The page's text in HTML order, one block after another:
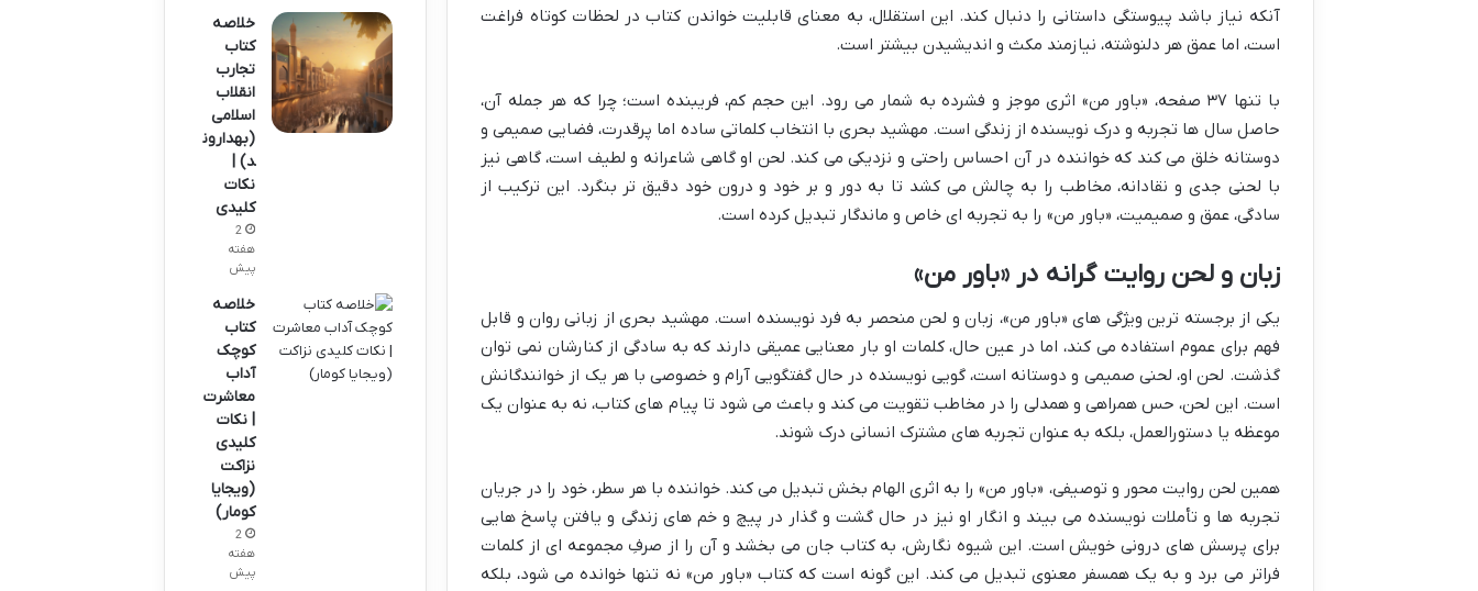
آنکه نیاز باشد پیوستگی داستانی را دنبال کند. این استقلال، به معنای قابلیت خواندن کتاب در لحظات کوتاه فراغت
است، اما عمق هر دلنوشته، نیازمند مکث و اندیشیدن بیشتر است.
با تنها ۳۷ صفحه، «باور من» اثری موجز و فشرده به شمار می رود. این حجم کم، فریبنده است؛ چرا که هر جمله آن،
حاصل سال ها تجربه و درک نویسنده از زندگی است. مهشید بحری با انتخاب کلماتی ساده اما پرقدرت، فضایی صمیمی و
دوستانه خلق می کند که خواننده در آن احساس راحتی و نزدیکی می کند. لحن او گاهی شاعرانه و لطیف است، گاهی نیز
با لحنی جدی و نقادانه، مخاطب را به چالش می کشد تا به دور و بر خود و درون خود دقیق تر بنگرد. این ترکیب از
سادگی، عمق و صمیمیت، «باور من» را به تجربه ای خاص و ماندگار تبدیل کرده است.
زبان و لحن روایت گرانه در «باور من»
یکی از برجسته ترین ویژگی های «باور من»، زبان و لحن منحصر به فرد نویسنده است. مهشید بحری از زبانی روان و قابل
فهم برای عموم استفاده می کند، اما در عین حال، کلمات او بار معنایی عمیقی دارند که به سادگی از کنارشان نمی توان
گذشت. لحن او، لحنی صمیمی و دوستانه است، گویی نویسنده در حال گفتگویی آرام و خصوصی با هر یک از خوانندگانش
است. این لحن، حس همراهی و همدلی را در مخاطب تقویت می کند و باعث می شود تا پیام های کتاب، نه به عنوان یک
موعظه یا دستورالعمل، بلکه به عنوان تجربه های مشترک انسانی درک شوند.
همین لحن روایت محور و توصیفی، «باور من» را به اثری الهام بخش تبدیل می کند. خواننده با هر سطر، خود را در جریان
تجربه ها و تأملات نویسنده می بیند و انگار او نیز در حال گشت و گذار در پیچ و خم های زندگی و یافتن پاسخ هایی
برای پرسش های درونی خویش است. این شیوه نگارش، به کتاب جان می بخشد و آن را از صرفِ مجموعه ای از کلمات
فراتر می برد و به یک همسفر معنوی تبدیل می کند. این گونه است که کتاب «باور من» نه تنها خوانده می شود، بلکه
خلاصه
کتاب
تجارب
انقلاب
اسلامی
(بهدارون
د) |
نکات
کلیدی
2
هفته
پیش
خلاصه
کتاب
کوچک
آداب
معاشرت
| نکات
کلیدی
نزاکت
(ویجایا
کومار)
2
هفته
پیش